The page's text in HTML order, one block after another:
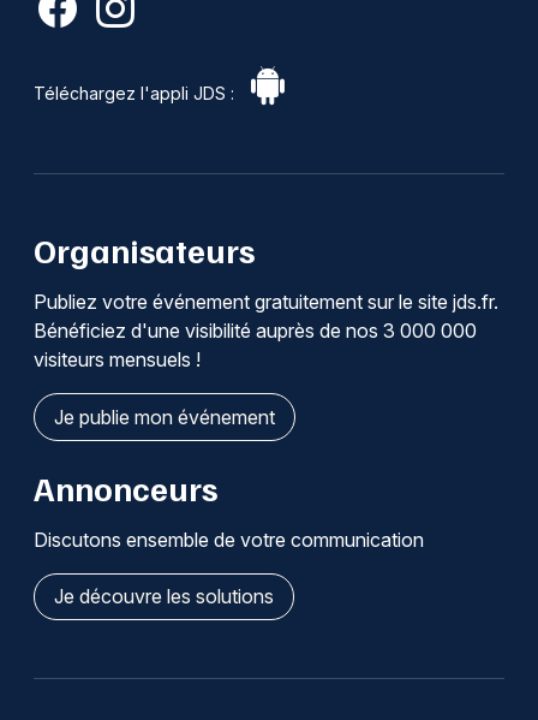
Téléchargez l'appli JDS :
Organisateurs
Publiez votre événement gratuitement sur le site jds.fr.
Bénéficiez d'une visibilité auprès de nos 3 000 000
visiteurs mensuels !
Je publie mon événement
Annonceurs
Discutons ensemble de votre communication
Je découvre les solutions